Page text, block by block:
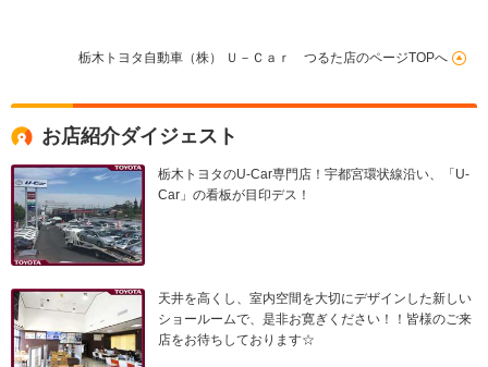
栃木トヨタ自動車（株） Ｕ－Ｃａｒ つるた店のページTOPへ
お店紹介ダイジェスト
栃木トヨタのU-Car専門店！宇都宮環状線沿い、「U-
Car」の看板が目印デス！
天井を高くし、室内空間を大切にデザインした新しい
ショールームで、是非お寛ぎください！！皆様のご来
店をお待ちしております☆